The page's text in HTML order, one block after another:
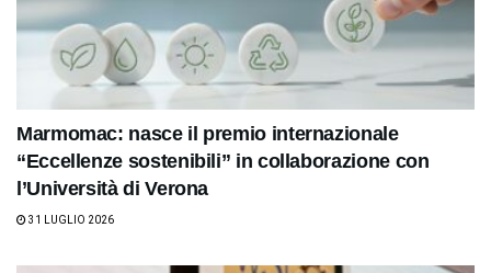
Marmomac: nasce il premio internazionale
“Eccellenze sostenibili” in collaborazione con
l’Università di Verona
31 LUGLIO 2026